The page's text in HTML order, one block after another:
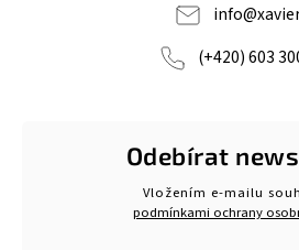
info@
(+420) 603
Odebírat
Vložením e-mailu
podmínkami ochrany